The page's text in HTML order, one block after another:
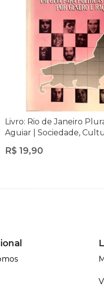
Livro: Rio de Janeiro
Aguiar | Sociedade,
R$19,90